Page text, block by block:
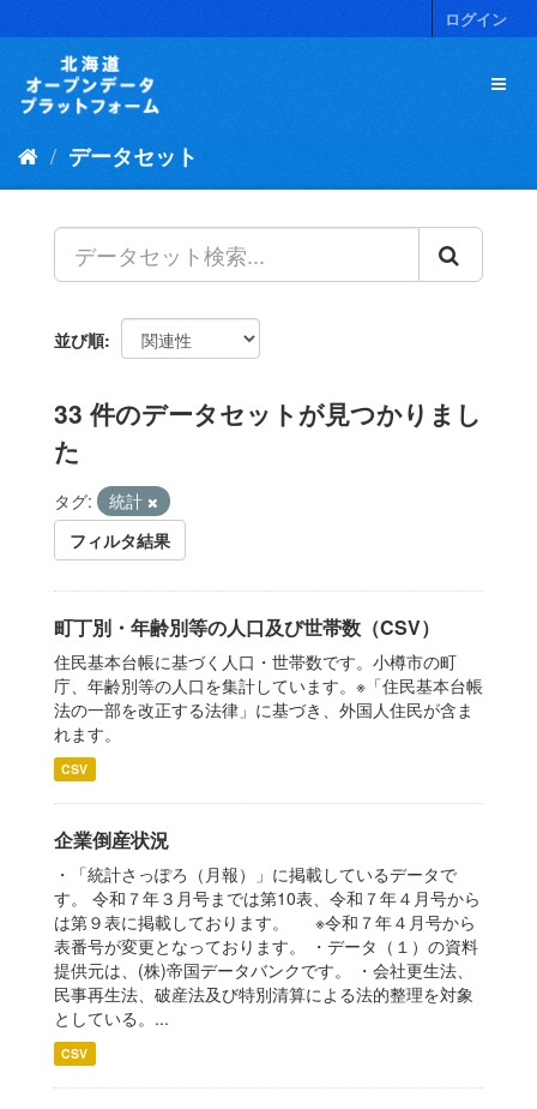
キ
ログイン
データセット
並び順
33 件のデータセットが見つかりまし
た
タグ:
統計
フィルタ結果
町丁別・年齢別等の人口及び世帯数（CSV）
住民基本台帳に基づく人口・世帯数です。小樽市の町
庁、年齢別等の人口を集計しています。※「住民基本台帳
法の一部を改正する法律」に基づき、外国人住民が含ま
れます。
CSV
企業倒産状況
・「統計さっぽろ（月報）」に掲載しているデータで
す。 令和７年３月号までは第10表、令和７年４月号から
は第９表に掲載しております。 ※令和７年４月号から
表番号が変更となっております。 ・データ（１）の資料
提供元は、(株)帝国データバンクです。 ・会社更生法、
民事再生法、破産法及び特別清算による法的整理を対象
としている。...
CSV